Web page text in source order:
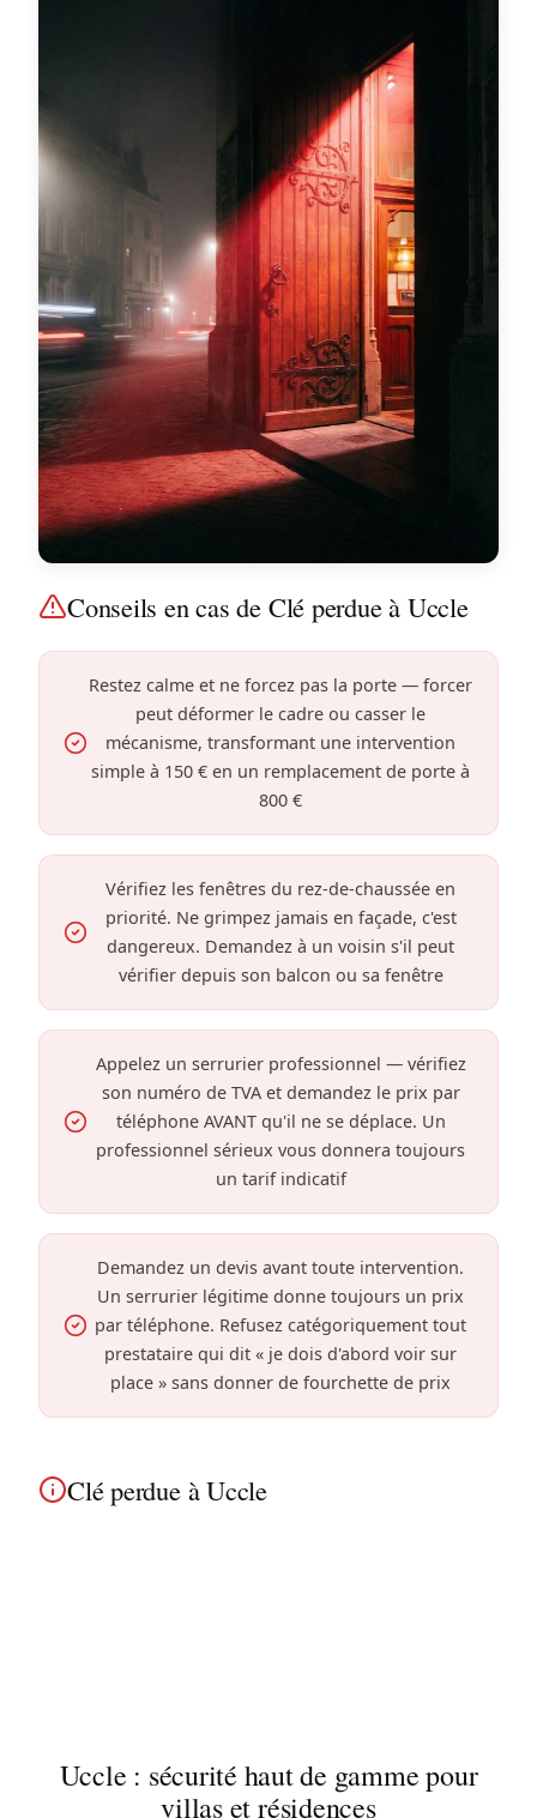
Conseils en cas de Clé perdue à Uccle
Restez calme et ne forcez pas la porte — forcer
peut déformer le cadre ou casser le
mécanisme, transformant une intervention
simple à 150 € en un remplacement de porte à
800 €
Vérifiez les fenêtres du rez-de-chaussée en
priorité. Ne grimpez jamais en façade, c'est
dangereux. Demandez à un voisin s'il peut
vérifier depuis son balcon ou sa fenêtre
Appelez un serrurier professionnel — vérifiez
son numéro de TVA et demandez le prix par
téléphone AVANT qu'il ne se déplace. Un
professionnel sérieux vous donnera toujours
un tarif indicatif
Demandez un devis avant toute intervention.
Un serrurier légitime donne toujours un prix
par téléphone. Refusez catégoriquement tout
prestataire qui dit « je dois d'abord voir sur
place » sans donner de fourchette de prix
Clé perdue à Uccle
Uccle : sécurité haut de gamme pour
villas et résidences